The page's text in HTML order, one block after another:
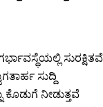
ಸುದ್ದಿ
ನೀಡುತ್ತವೆ